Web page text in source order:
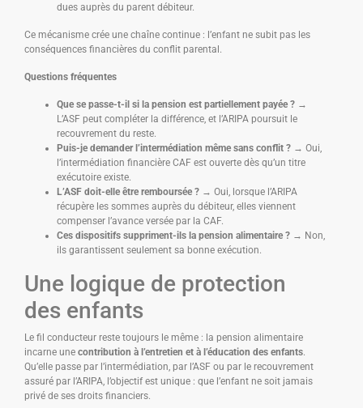
dues auprès du parent débiteur.
Ce mécanisme crée une chaîne continue : l’enfant ne subit pas les
conséquences financières du conflit parental.
Questions fréquentes
Que se passe-t-il si la pension est partiellement payée ? →
L’ASF peut compléter la différence, et l’ARIPA poursuit le
recouvrement du reste.
Puis-je demander l’intermédiation même sans conflit ? → Oui,
l’intermédiation financière CAF est ouverte dès qu’un titre
exécutoire existe.
L’ASF doit-elle être remboursée ? → Oui, lorsque l’ARIPA
récupère les sommes auprès du débiteur, elles viennent
compenser l’avance versée par la CAF.
Ces dispositifs suppriment-ils la pension alimentaire ? → Non,
ils garantissent seulement sa bonne exécution.
Une logique de protection
des enfants
Le fil conducteur reste toujours le même : la pension alimentaire
incarne une contribution à l’entretien et à l’éducation des enfants.
Qu’elle passe par l’intermédiation, par l’ASF ou par le recouvrement
assuré par l’ARIPA, l’objectif est unique : que l’enfant ne soit jamais
privé de ses droits financiers.